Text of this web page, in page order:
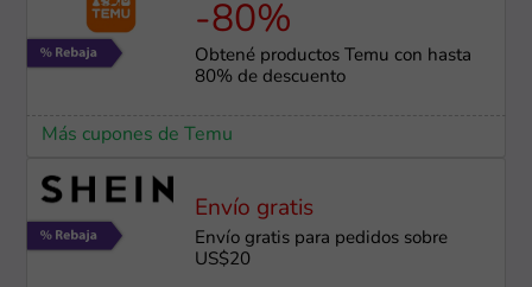
-80%
Obtené productos Temu con hasta
80% de descuento
Más cupones de Temu
Envío gratis
Envío gratis para pedidos sobre
US$20